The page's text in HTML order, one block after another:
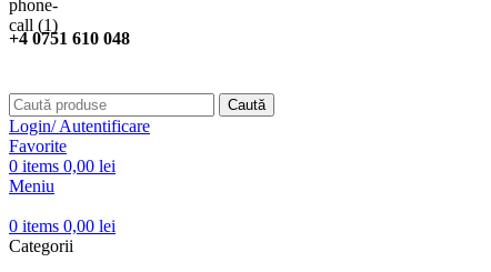
+4 0751 610 048
Caută
Login/ Autentificare
Favorite
0 items 0,00 lei
Meniu
0 items 0,00 lei
Categorii